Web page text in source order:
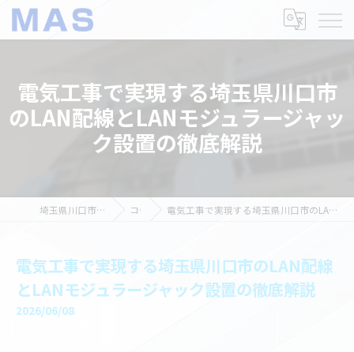
電気工事で実現する埼玉県川口市
のLAN配線とLANモジュラージャッ
ク設置の徹底解説
埼玉県川口市の電気工事ならMAS コラム 電気工事で実現する埼玉県川口市のLAN配線とLANモジュラージャック設置の徹底解説
電気工事で実現する埼玉県川口市のLAN配線
とLANモジュラージャック設置の徹底解説
2026/06/08